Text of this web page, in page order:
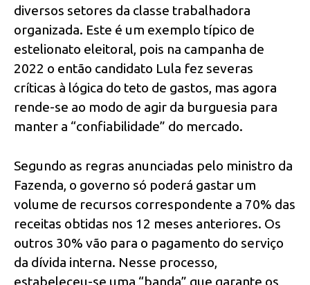
diversos setores da classe trabalhadora
organizada. Este é um exemplo típico de
estelionato eleitoral, pois na campanha de
2022 o então candidato Lula fez severas
críticas à lógica do teto de gastos, mas agora
rende-se ao modo de agir da burguesia para
manter a “confiabilidade” do mercado.
Segundo as regras anunciadas pelo ministro da
Fazenda, o governo só poderá gastar um
volume de recursos correspondente a 70% das
receitas obtidas nos 12 meses anteriores. Os
outros 30% vão para o pagamento do serviço
da dívida interna. Nesse processo,
estabeleceu-se uma “banda” que garante os